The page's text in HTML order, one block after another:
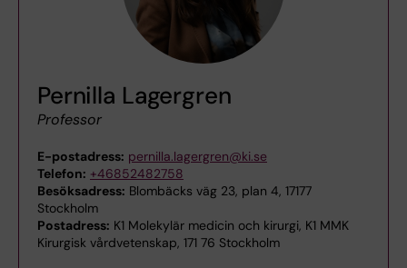
Pernilla Lagergren
Professor
E-postadress: pernilla.lagergren@ki.se
Telefon: +46852482758
Besöksadress: Blombäcks väg 23, plan 4, 17177
Stockholm
Postadress: K1 Molekylär medicin och kirurgi, K1 MMK
Kirurgisk vårdvetenskap, 171 76 Stockholm